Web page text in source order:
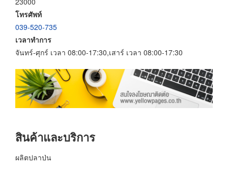
โทรศัพท์
039-520-735
เวลาทำการ
จันทร์-ศุกร์ เวลา 08:00-17:30,เสาร์ เวลา 08:00-17:30
สินค้าและบริการ
ผลิตปลาป่น